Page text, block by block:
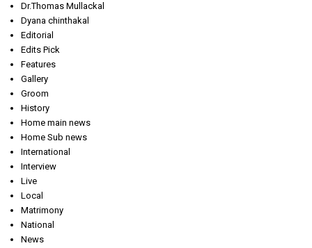
Dr.Thomas Mullackal
Dyana chinthakal
Editorial
Edits Pick
Features
Gallery
Groom
History
Home main news
Home Sub news
International
Interview
Live
Local
Matrimony
National
News